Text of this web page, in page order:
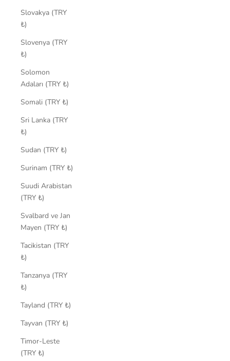
Slovakya (TRY
₺)
Slovenya (TRY
₺)
Solomon
Adaları (TRY ₺)
Somali (TRY ₺)
Sri Lanka (TRY
₺)
Sudan (TRY ₺)
Surinam (TRY ₺)
Suudi Arabistan
(TRY ₺)
Svalbard ve Jan
Mayen (TRY ₺)
Tacikistan (TRY
₺)
Tanzanya (TRY
₺)
Tayland (TRY ₺)
Tayvan (TRY ₺)
Timor-Leste
(TRY ₺)